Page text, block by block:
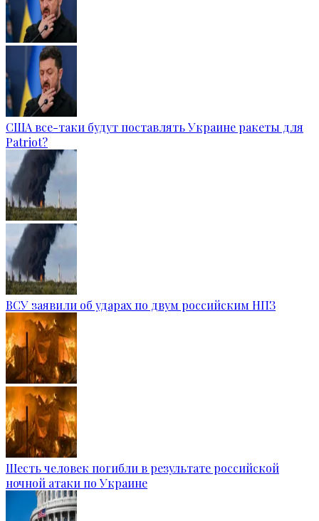
США все-таки будут поставлять Украине ракеты для
Patriot?
ВСУ заявили об ударах по двум российским НПЗ
Шесть человек погибли в результате российской
ночной атаки по Украине